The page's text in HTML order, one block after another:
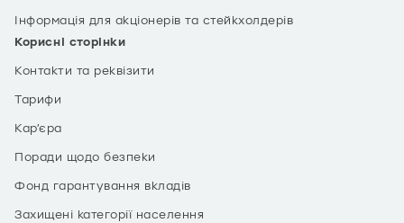
Інформація для акціонерів та стейкхолдерів
Корисні сторінки
Контакти та реквізити
Тарифи
Кар’єра
Поради щодо безпеки
Фонд гарантування вкладів
Захищені категорії населення